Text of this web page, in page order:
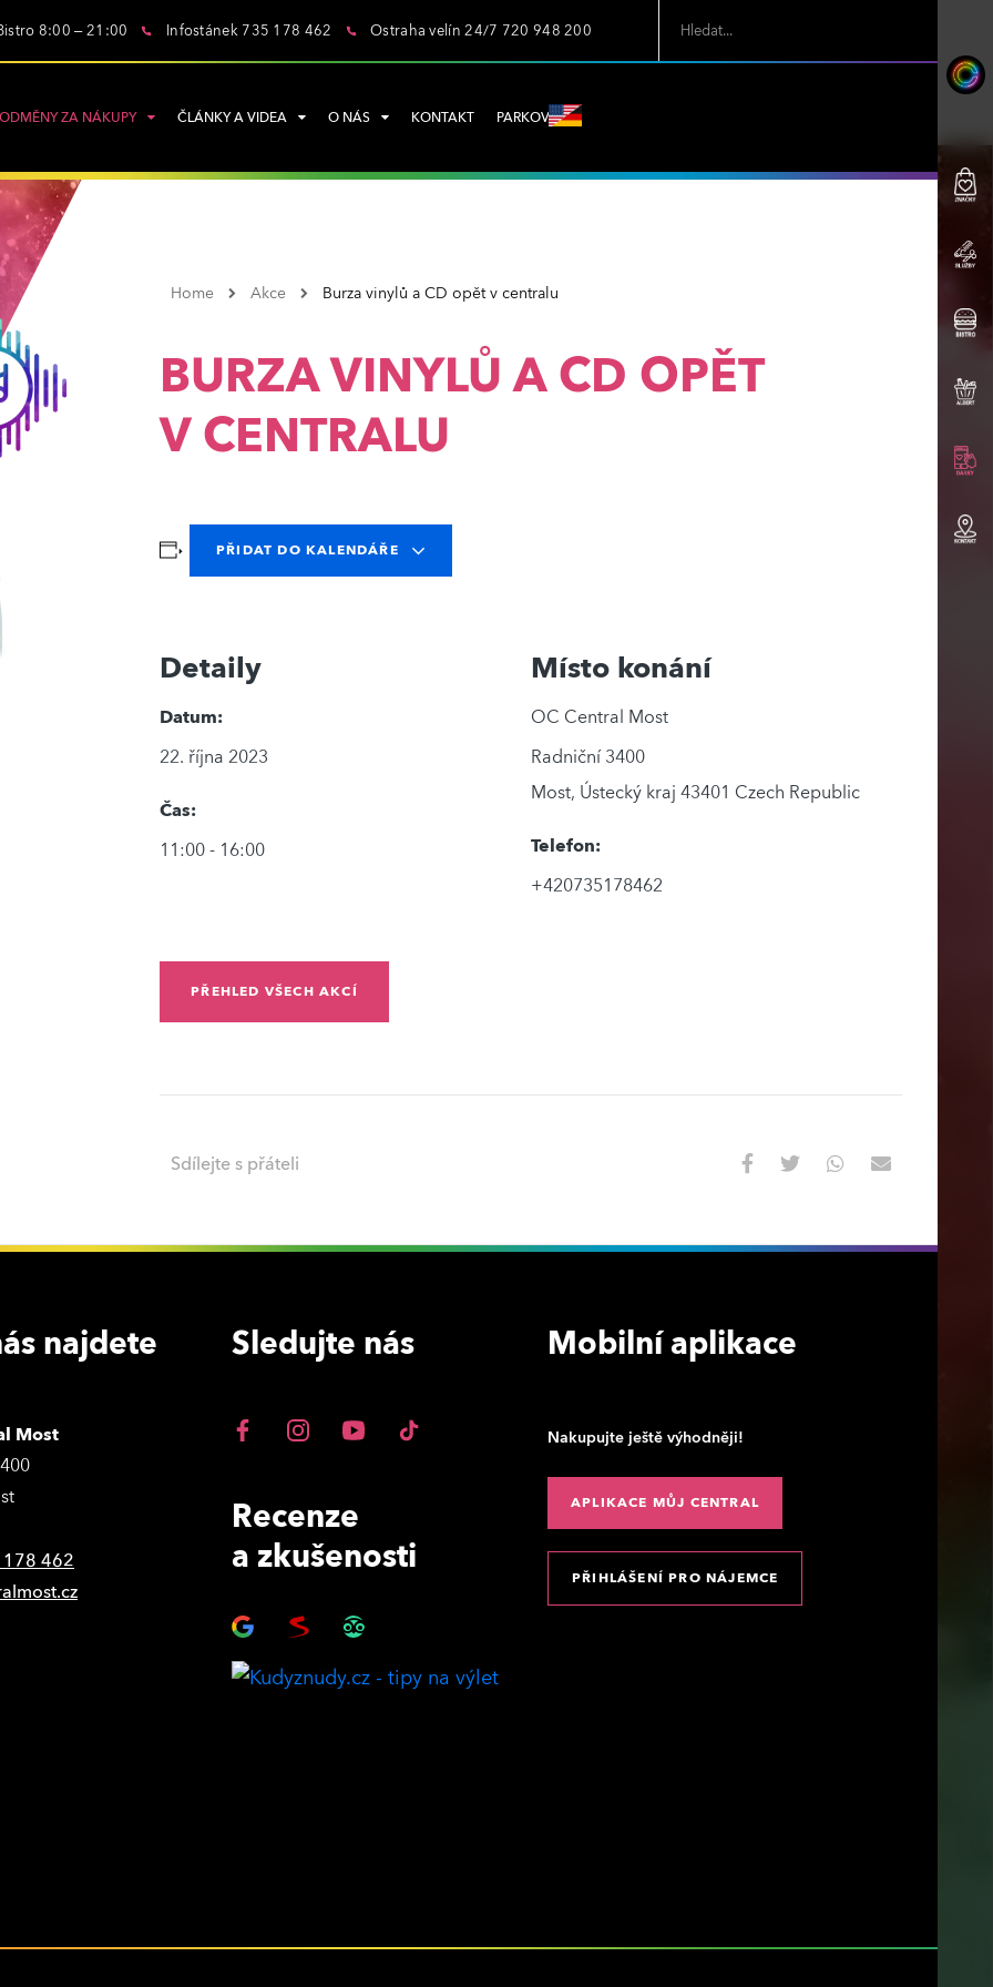
8:00 – 21:00 Infostánek 735 178 462 Ostraha velín 24/7 720 948 200
ZA NÁKUPY ČLÁNKY A VIDEA O NÁS KONTAKT PARKOVÁNÍ
Home Akce Burza vinylů a CD opět v centralu
BURZA VINYLŮ A CD OPĚT
V CENTRALU
PŘIDAT DO KALENDÁŘE
Detaily
Datum:
22. října 2023
Čas:
11:00 - 16:00
Místo konání
OC Central Most
Radniční 3400
Most, Ústecký kraj 43401 Czech Republic
Telefon:
+420735178462
PŘEHLED VŠECH AKCÍ
Sdílejte s přáteli
najdete
Most
462
Sledujte nás
Recenze
a zkušenosti
Mobilní aplikace
Nakupujte ještě výhodněji!
APLIKACE MŮJ CENTRAL
PŘIHLÁŠENÍ PRO NÁJEMCE